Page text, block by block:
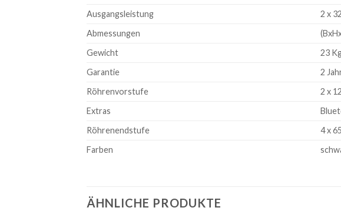
Ausgangsleistung
2 x
Abmessungen
Gewicht
23
Garantie
2
Röhrenvorstufe
2 x
Extras
Röhrenendstufe
4 x
Farben
ÄHNLICHE PRODUKTE